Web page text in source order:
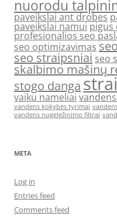
nuorodu
paveikslai ant drobes
paveikslai namui pigus
profesionalios seo
seo optimizavimas
seo straipsniai seo
skalbimo mašinų
stogo danga
vaiku nameliai
vandens kokybės tyrimai
vandens nugeležinimo filtrai
META
Log in
Entries feed
Comments feed